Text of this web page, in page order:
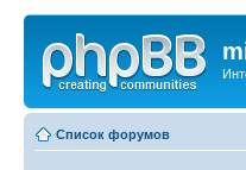
Список форумов